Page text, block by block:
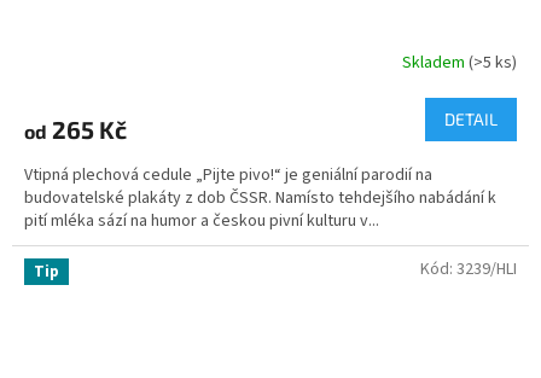
je
z
5
hvězdiček.
Skladem(>5 ks)
od 265 Kč DETAIL
Vtipná plechová cedule „Pijte pivo!“ je geniální parodií na
budovatelské plakáty z dob ČSSR. Namísto tehdejšího nabádání k
pití mléka sází na humor a českou pivní kulturu v...
Tip Kód: 3239/HLI